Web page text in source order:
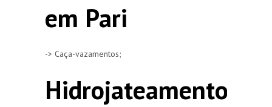
em Pari
-> Caça-vazamentos;
Hidrojateamento